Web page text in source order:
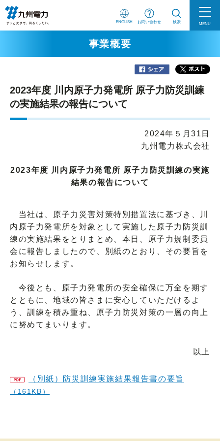
ENGLISH お問い合わせ 検索 MENU
事業概要
2023年度 川内原子力発電所 原子力防災訓練
の実施結果の報告について
2024年５月31日
九州電力株式会社
2023年度 川内原子力発電所 原子力防災訓練の実施
結果の報告について
当社は、原子力災害対策特別措置法に基づき、川
内原子力発電所を対象として実施した原子力防災訓
練の実施結果をとりまとめ、本日、原子力規制委員
会に報告しましたので、別紙のとおり、その要旨を
お知らせします。
今後とも、原子力発電所の安全確保に万全を期す
とともに、地域の皆さまに安心していただけるよ
う、訓練を積み重ね、原子力防災対策の一層の向上
に努めてまいります。
以上
（別紙）防災訓練実施結果報告書の要旨
（161KB）